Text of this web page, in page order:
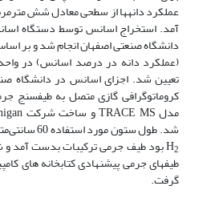
عملکرد دانه­ها از سطحی معادل شش
آمد. استخراج اسانس توسط دستگاه
دانشگاه صنعتی اصفهان انجام شد و بر
(عملکرد دانه در درصد اسانس) در
تعیین شد. اجزای اسانس در دانشگاه
شد. طول ستون
H2 بود طیف جرمی ترکیبات بدست آمد و
گرفت.